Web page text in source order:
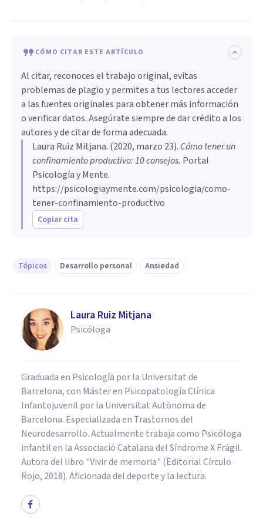
CÓMO CITAR ESTE ARTÍCULO
Al citar, reconoces el trabajo original, evitas
problemas de plagio y permites a tus lectores acceder
a las fuentes originales para obtener más información
o verificar datos. Asegúrate siempre de dar crédito a los
autores y de citar de forma adecuada.
Laura Ruiz Mitjana. (2020, marzo 23). Cómo tener un
confinamiento productivo: 10 consejos. Portal
Psicología y Mente.
https://psicologiaymente.com/psicologia/como-
tener-confinamiento-productivo
Copiar cita
Tópicos Desarrollo personal Ansiedad
Laura Ruiz Mitjana
Psicóloga
Graduada en Psicología por la Universitat de
Barcelona, con Máster en Psicopatología Clínica
Infantojuvenil por la Universitat Autònoma de
Barcelona. Especializada en Trastornos del
Neurodesarrollo. Actualmente trabaja como Psicóloga
infantil en la Associació Catalana del Síndrome X Frágil.
Autora del libro "Vivir de memoria" (Editorial Círculo
Rojo, 2018). Aficionada del deporte y la lectura.